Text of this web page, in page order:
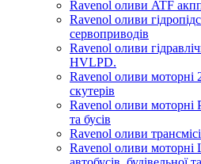
Ravenol оливи ATF
Ravenol оливи
сервоприводів
Ravenol оливи
HVLPD.
Ravenol оливи моторні
скутерів
Ravenol оливи моторні
та бусів
Ravenol оливи
Ravenol оливи моторні